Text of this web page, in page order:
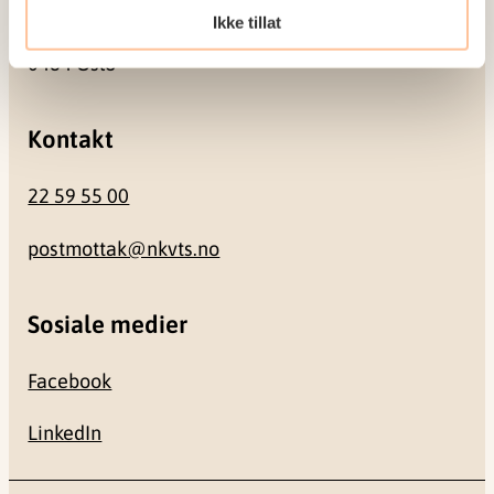
Ikke tillat
0484 Oslo
Kontakt
22 59 55 00
postmottak@nkvts.no
Sosiale medier
Facebook
LinkedIn